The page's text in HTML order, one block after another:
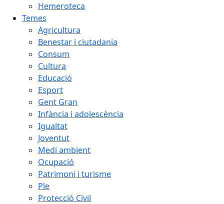
Hemeroteca
Temes
Agricultura
Benestar i ciutadania
Consum
Cultura
Educació
Esport
Gent Gran
Infància i adolescència
Igualtat
Joventut
Medi ambient
Ocupació
Patrimoni i turisme
Ple
Protecció Civil